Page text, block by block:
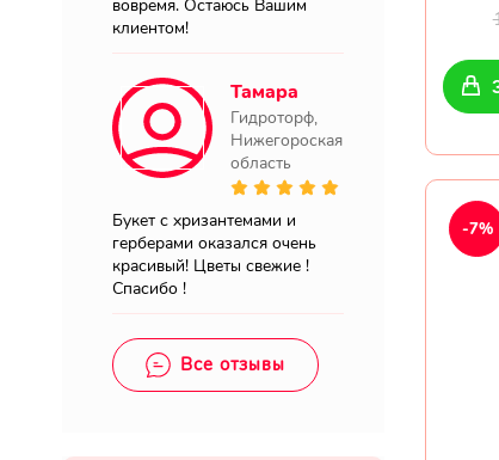
вовремя. Остаюсь Вашим
клиентом!
Тамара
Гидроторф,
Нижегороская
область
Букет с хризантемами и
герберами оказался очень
красивый! Цветы свежие !
Спасибо !
Все отзывы
-7%